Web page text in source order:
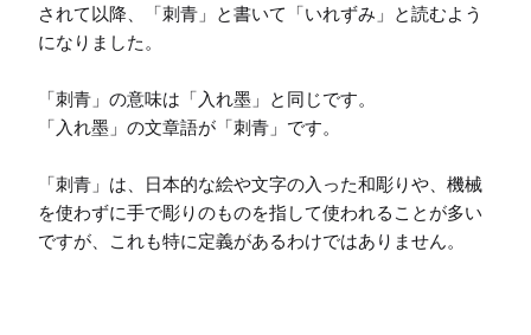
されて以降、「刺青」と書いて「いれずみ」と読むよう
になりました。
「刺青」の意味は「入れ墨」と同じです。
「入れ墨」の文章語が「刺青」です。
「刺青」は、日本的な絵や文字の入った和彫りや、機械
を使わずに手で彫りのものを指して使われることが多い
ですが、これも特に定義があるわけではありません。